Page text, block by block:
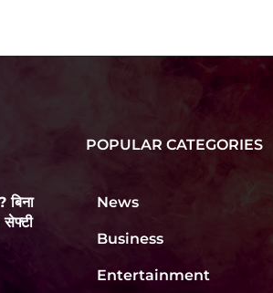
POPULAR CATEGORIES
News
Business
Entertainment